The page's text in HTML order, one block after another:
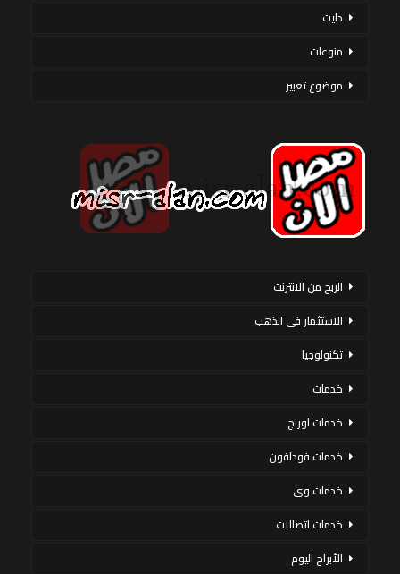
دايت
منوعات
موضوع تعبير
الربح من الانترنت
الاستثمار فى الذهب
تكنولوجيا
خدمات
خدمات اورنج
خدمات فودافون
خدمات وى
خدمات اتصالات
الأبراج اليوم